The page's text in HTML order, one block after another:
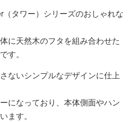
タワー）シリーズのおしゃれな
に天然木のフタを組み合わせた
す。
ないシンプルなデザインに仕上
になっており、本体側面やハン
ます。